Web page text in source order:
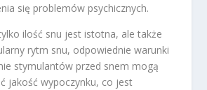
się problemów psychicznych.
ilość snu jest istotna, ale także
rytm snu, odpowiednie warunki
stymulantów przed snem mogą
jakość wypoczynku, co jest